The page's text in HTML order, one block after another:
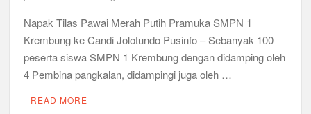
Napak Tilas Pawai Merah Putih Pramuka SMPN 1
Krembung ke Candi Jolotundo Pusinfo – Sebanyak 100
peserta siswa SMPN 1 Krembung dengan didamping oleh
4 Pembina pangkalan, didampingi juga oleh …
READ MORE